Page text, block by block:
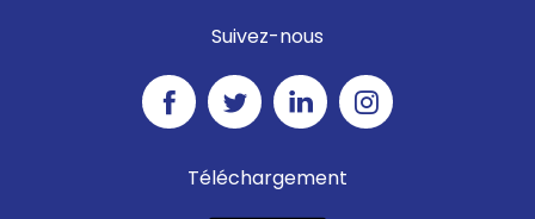
Suivez-nous
Téléchargement